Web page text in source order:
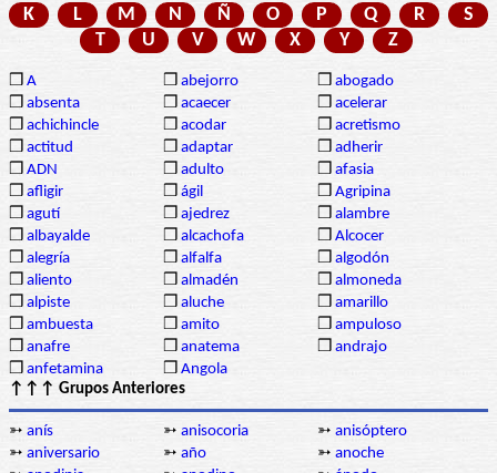
K
L M N Ñ O P Q R
S
T
U V W X Y Z
❒ A ❒ abejorro ❒ abogado
❒ absenta ❒ acaecer ❒ acelerar
❒ achichincle ❒ acodar ❒ acretismo
❒ actitud ❒ adaptar ❒ adherir
❒ ADN ❒ adulto ❒ afasia
❒ afligir ❒ ágil ❒ Agripina
❒ agutí ❒ ajedrez ❒ alambre
❒ albayalde ❒ alcachofa ❒ Alcocer
❒ alegría ❒ alfalfa ❒ algodón
❒ aliento ❒ almadén ❒ almoneda
❒ alpiste ❒ aluche ❒ amarillo
❒ ambuesta ❒ amito ❒ ampuloso
❒ anafre ❒ anatema ❒ andrajo
❒ anfetamina ❒ Angola
↑↑↑ Grupos Anteriores
➳ anís ➳ anisocoria ➳ anisóptero
➳ aniversario ➳ año ➳ anoche